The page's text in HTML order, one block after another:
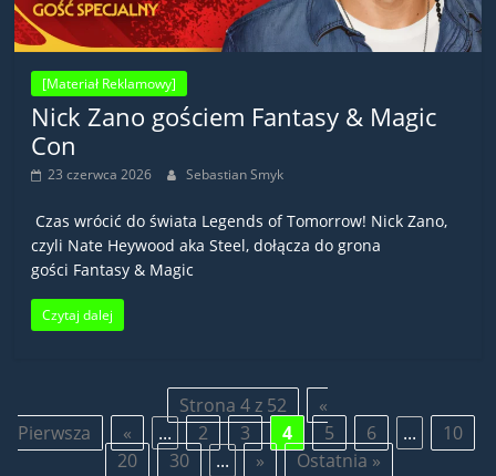
[Materiał Reklamowy]
Nick Zano gościem Fantasy & Magic
Con
23 czerwca 2026 Sebastian Smyk
Czas wrócić do świata Legends of Tomorrow! Nick Zano,
czyli Nate Heywood aka Steel, dołącza do grona
gości Fantasy & Magic
Czytaj dalej
Strona 4 z 52
«
Pierwsza
« ... 2 3 4 5 6 ...
10
20
30 ... » Ostatnia »